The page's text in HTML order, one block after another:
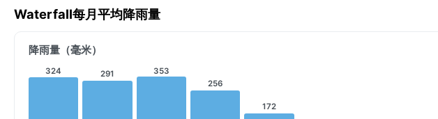
Waterfall每月平均降雨量
降雨量（毫米）
324 291 353
256
172